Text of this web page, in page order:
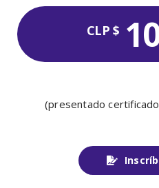
CLP $
(presentado